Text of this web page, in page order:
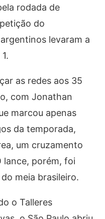
rodada de
do
levaram a
as redes aos 35
com Jonathan
marcou apenas
da temporada,
um cruzamento
lance, porém, foi
meia brasileiro.
o Talleres